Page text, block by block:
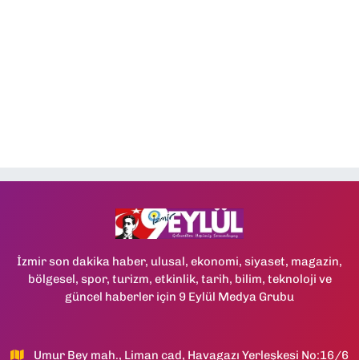
İzmir son dakika haber, ulusal, ekonomi, siyaset, magazin,
bölgesel, spor, turizm, etkinlik, tarih, bilim, teknoloji ve
güncel haberler için 9 Eylül Medya Grubu
Umur Bey mah., Liman cad, Havagazı Yerleşkesi No:16/6